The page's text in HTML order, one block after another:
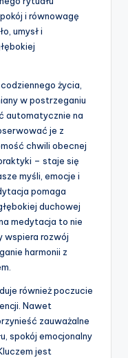
i równowagę
umysł i
życia,
w postrzeganiu
automatycznie na
je z
chwili obecnej
– staje się
myśli, emocje i
pomaga
duchowej
medytacja to nie
wspiera rozwój
harmonii z
również poczucie
Nawet
zauważalne
spokój emocjonalny
jest